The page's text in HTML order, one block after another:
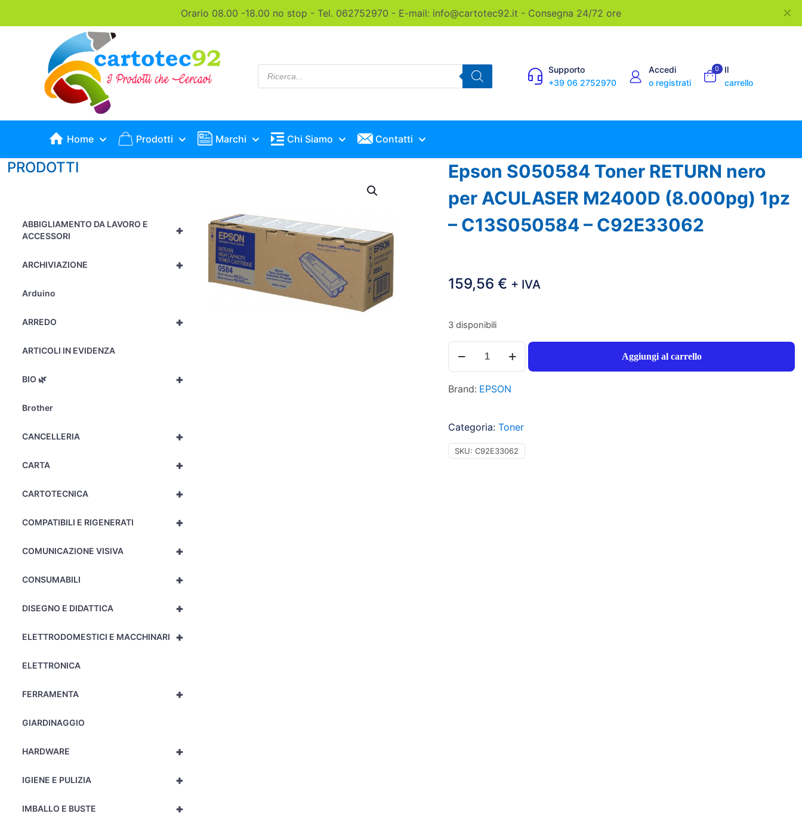
Orario 08.00 -18.00 no stop - Tel. 062752970 - E-mail: info@cartotec92.it - Consegna 24/72 ore ✕
Products
search
Supporto
+39 06 2752970
Accedi
o registrati
0
Il
carrello
Home Prodotti Marchi Chi Siamo Contatti
PRODOTTI
+
ABBIGLIAMENTO DA LAVORO E
ACCESSORI
+
ARCHIVIAZIONE
Arduino
+
ARREDO
ARTICOLI IN EVIDENZA
+
BIO 🌿
Brother
+
CANCELLERIA
+
CARTA
+
CARTOTECNICA
+
COMPATIBILI E RIGENERATI
+
COMUNICAZIONE VISIVA
+
CONSUMABILI
+
DISEGNO E DIDATTICA
+
ELETTRODOMESTICI E MACCHINARI
ELETTRONICA
+
FERRAMENTA
GIARDINAGGIO
+
HARDWARE
+
IGIENE E PULIZIA
+
IMBALLO E BUSTE
Epson S050584 Toner RETURN nero
per ACULASER M2400D (8.000pg) 1pz
– C13S050584 – C92E33062
159,56€ + IVA
3 disponibili
S050584
RETURN
ACULASER
M2400D
(8.000pg)
Aggiungi al carrello
Brand: EPSON
Categoria:Toner
SKU:C92E33062